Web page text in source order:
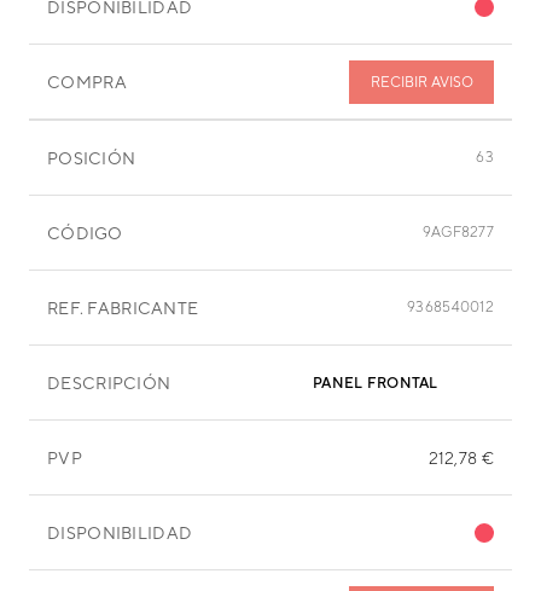
DISPONIBILIDAD
COMPRA RECIBIR AVISO
POSICIÓN 63
CÓDIGO 9AGF8277
REF. FABRICANTE 9368540012
DESCRIPCIÓN PANEL FRONTAL
PVP 212,78 €
DISPONIBILIDAD